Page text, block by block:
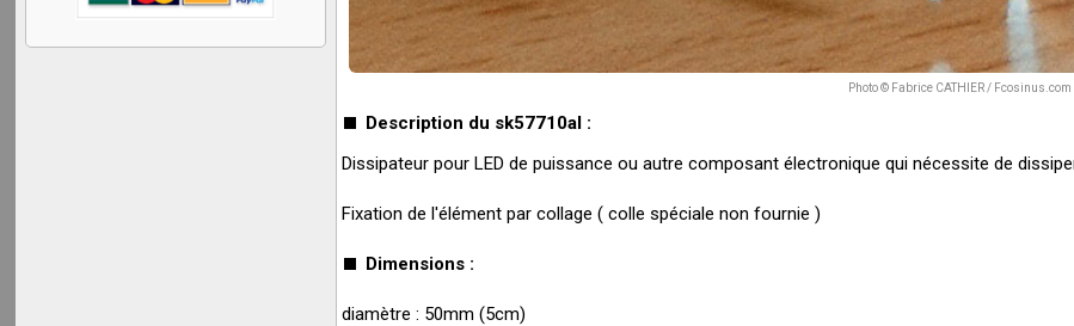
Photo © Fabrice CATHIER / Fcosinus.com
Description du sk57710al :
Dissipateur pour LED de puissance ou autre composant électronique qui nécessite de
Fixation de l'élément par collage ( colle spéciale non fournie )
Dimensions :
diamètre : 50mm (5cm)